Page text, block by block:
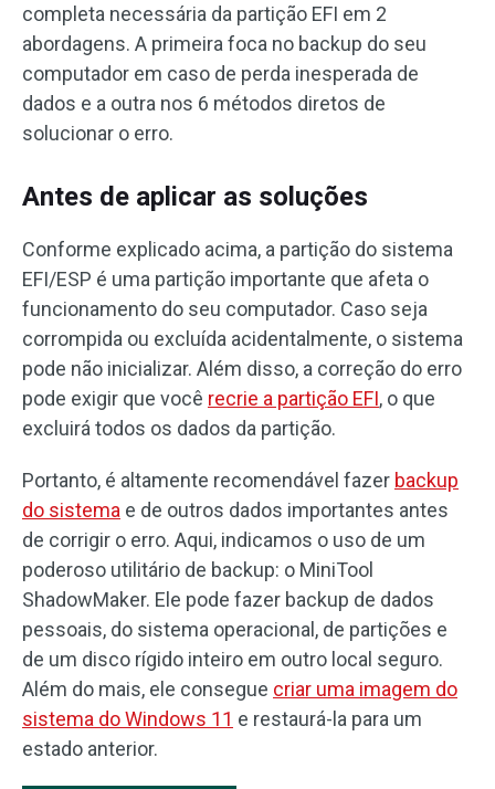
completa necessária da partição EFI em 2
abordagens. A primeira foca no backup do seu
computador em caso de perda inesperada de
dados e a outra nos 6 métodos diretos de
solucionar o erro.
Antes de aplicar as soluções
Conforme explicado acima, a partição do sistema
EFI/ESP é uma partição importante que afeta o
funcionamento do seu computador. Caso seja
corrompida ou excluída acidentalmente, o sistema
pode não inicializar. Além disso, a correção do erro
pode exigir que você recrie a partição EFI, o que
excluirá todos os dados da partição.
Portanto, é altamente recomendável fazer backup
do sistema e de outros dados importantes antes
de corrigir o erro. Aqui, indicamos o uso de um
poderoso utilitário de backup: o MiniTool
ShadowMaker. Ele pode fazer backup de dados
pessoais, do sistema operacional, de partições e
de um disco rígido inteiro em outro local seguro.
Além do mais, ele consegue criar uma imagem do
sistema do Windows 11 e restaurá-la para um
estado anterior.